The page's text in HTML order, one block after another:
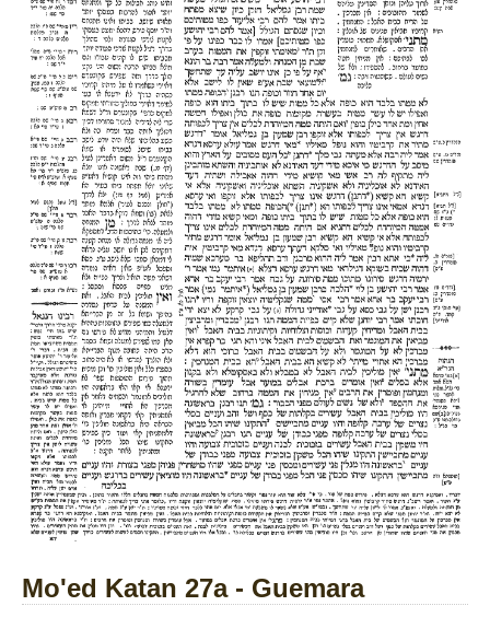
Mo'ed Katan 27a - Guemara